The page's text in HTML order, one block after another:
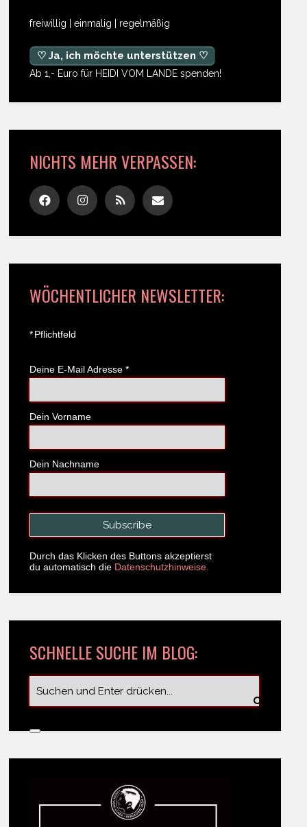
freiwillig | einmalig | regelmäßig
♡ Ja, ich möchte unterstützen ♡
Ab 1,- Euro für HEIDI VOM LANDE spenden!
NICHTS MEHR VERPASSEN:
WÖCHENTLICHER NEWSLETTER:
*Pflichtfeld
Deine E-Mail Adresse *
Dein Vorname
Dein Nachname
Durch das Klicken des Buttons akzeptierst
du automatisch die Datenschutzhinweise.
SCHNELLE SUCHE IM BLOG: